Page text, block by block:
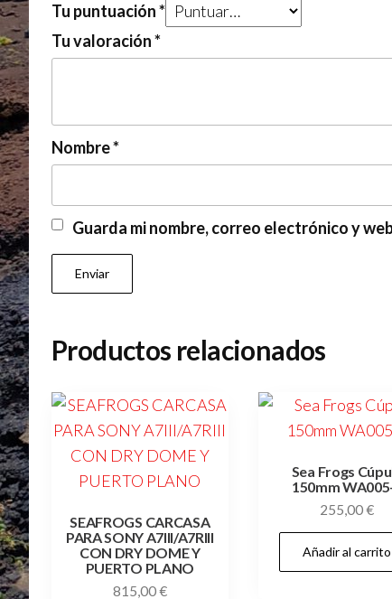
Tu puntuación*
Tu valoración*
Nombre*
Guarda mi nombre, correo electrónico y
Productos relacionados
SEAFROGS CARCASA
PARA SONY A7III/A7RIII
CON DRY DOME Y
PUERTO PLANO
815,00€
Sea Frogs
150mm
255,00€
Añadir al carrito